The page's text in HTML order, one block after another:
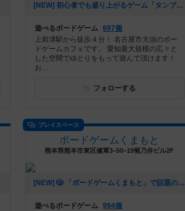
[NEW] 初心者でも盛り上がるゲーム「タンブリンダイス」（2026年07月17日 14時05分）
遊べるボードゲーム 697個
上前津駅から徒歩４分！ 名古屋市大須のボー
ドゲームカフェです。 愛知最大規模の広々と
した空間でゆとりをもって遊んで頂けます！
お...
フォローする
プレイスペース
ボードゲームくまもと
熊本県熊本市東区健軍3−50−19菊乃井ビル2F
[NEW] 🎲 「ボードゲームくまもと」で話題のゲームにチャレンジ！ 🚀✨（2024年12月16日 12時53分）
遊べるボードゲーム 994個